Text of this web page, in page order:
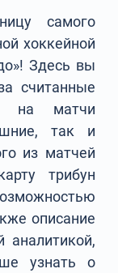
самого
хоккейной
Здесь вы
считанные
на матчи
так и
из матчей
трибун
описание
аналитикой,
узнать о